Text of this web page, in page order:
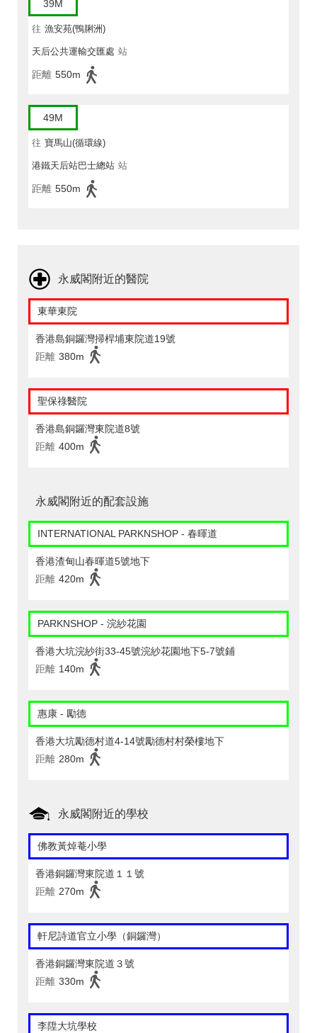
39M
往 漁安苑(鴨脷洲)
天后公共運輸交匯處 站
距離 550m
49M
往 寶馬山(循環線)
港鐵天后站巴士總站 站
距離 550m
永威閣附近的醫院
東華東院
香港島銅鑼灣掃桿埔東院道19號
距離 380m
聖保祿醫院
香港島銅鑼灣東院道8號
距離 400m
永威閣附近的配套設施
INTERNATIONAL PARKNSHOP - 春暉道
香港渣甸山春暉道5號地下
距離 420m
PARKNSHOP - 浣紗花園
香港大坑浣紗街33-45號浣紗花園地下5-7號鋪
距離 140m
惠康 - 勵德
香港大坑勵德村道4-14號勵德村村榮樓地下
距離 280m
永威閣附近的學校
佛教黃焯菴小學
香港銅鑼灣東院道１１號
距離 270m
軒尼詩道官立小學（銅鑼灣）
香港銅鑼灣東院道３號
距離 330m
李陞大坑學校